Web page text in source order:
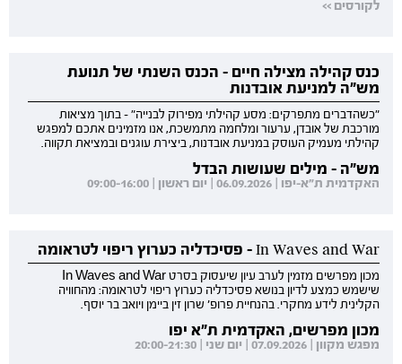
לקורסים >>
כנס קהילה מצילה חיים - הכנס השנתי של תנועת
מש"ה למניעת אובדנות
"כשהדברים מתפרקים: מסע קהילתי מפירוק לבנייה" - בתוך מציאות
מורכבת של אובדן, ערעור ומלחמה מתמשכת, אנו מזמינים אתכם למפגש
קהילתי מעמיק העוסק במניעת אובדנות, ביצירת עוגנים ובמציאת תקווה.
מש"ה - מילים שעושות הבדל
האקדמית ת"א-יפו | 06.09.2026 | יום ראשון | 09:00-16:00
In Waves and War - פסיכדליה כערוץ ריפוי לטראומה
מכון מפרשים מזמין לערב עיון שיעסוק בסרט In Waves and War
שישמש כמצע לדיון בנושא פסיכדליה כערוץ ריפוי לטראומה: מהחוויה
הקלינית לידע מחקרי. בהנחיית פרופ' שרון זין ביימן ויואב בר יוסף.
מכון מפרשים, האקדמית ת"א יפו
מפגש מקוון | 07.09.2026 | יום שני | 20:00-21:30